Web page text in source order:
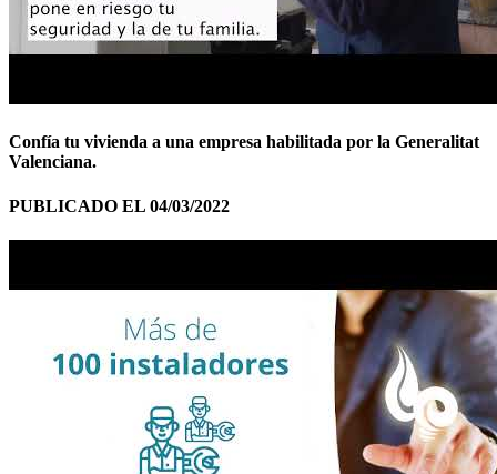
Confía tu vivienda a una empresa habilitada por la Generalitat
Valenciana.
PUBLICADO EL 04/03/2022